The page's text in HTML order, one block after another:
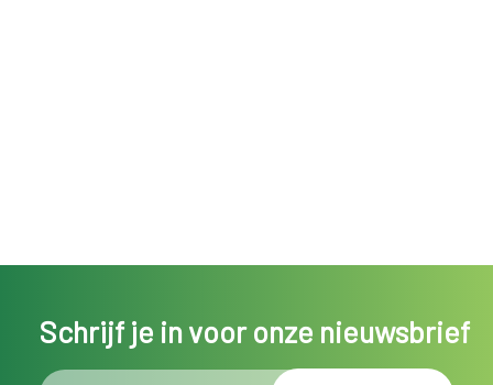
Schrijf je in voor onze nieuwsbrief